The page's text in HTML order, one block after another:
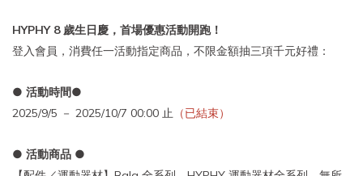
HYPHY 8 歲生日慶，首場優惠活動開跑！
登入會員，消費任一活動指定商品，不限金額抽三項千元好禮：
● 活動時間●
2025/9/5 － 2025/10/7 00:00 止 （已結束）
● 活動商品 ●